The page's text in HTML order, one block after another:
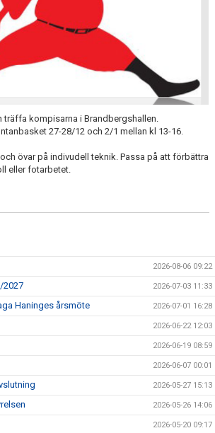
träffa kompisarna i Brandbergshallen.
27-28/12 och 2/1 mellan kl 13-16.
övar på indivudell teknik. Passa på att förbättra
eller fotarbetet.
2026-08-06 09:22
2027 2026-07-03 11:33
Haninges årsmöte 2026-07-01 16:28
2026-06-22 12:03
2026-06-19 08:59
2026-06-07 00:01
2026-05-27 15:13
2026-05-26 14:06
2026-05-20 09:17